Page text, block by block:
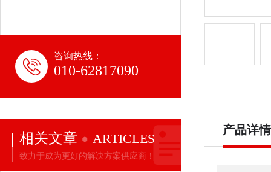
咨询热线：
010-62817090
相关文章 ARTICLES
致力于成为更好的解决方案供应商！
产品详情